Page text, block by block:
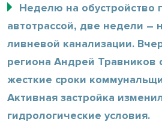
Неделю на обустройство
автотрассой, две недели –
ливневой канализации.
региона Андрей Травников
жесткие сроки
Активная застройка
гидрологические условия.